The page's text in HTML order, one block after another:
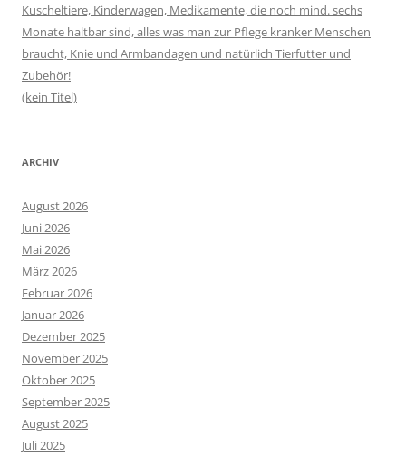
Kuscheltiere, Kinderwagen, Medikamente, die noch mind. sechs
Monate haltbar sind, alles was man zur Pflege kranker Menschen
braucht, Knie und Armbandagen und natürlich Tierfutter und
Zubehör!
(kein Titel)
ARCHIV
August 2026
Juni 2026
Mai 2026
März 2026
Februar 2026
Januar 2026
Dezember 2025
November 2025
Oktober 2025
September 2025
August 2025
Juli 2025